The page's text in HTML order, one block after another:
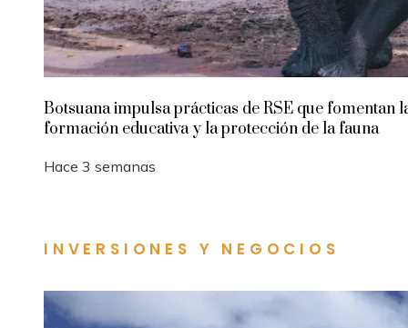
Botsuana impulsa prácticas de RSE que fomentan
formación educativa y la protección de la fauna
Hace 3 semanas
INVERSIONES Y NEGOCIOS